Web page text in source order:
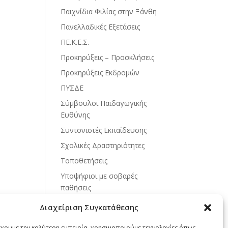
Διαχείριση Συγκατάθεσης
Παιχνίδια Φιλίας στην Ξάνθη
Πανελλαδικές Εξετάσεις
ΠΕ.Κ.Ε.Σ.
Προκηρύξεις – Προσκλήσεις
Προκηρύξεις Εκδρομών
ΠΥΣΔΕ
Σύμβουλοι Παιδαγωγικής
Ευθύνης
Συντονιστές Εκπαίδευσης
Σχολικές Δραστηριότητες
Τοποθετήσεις
Υποψήφιοι με σοβαρές
παθήσεις
Χωρίς κατηγορία